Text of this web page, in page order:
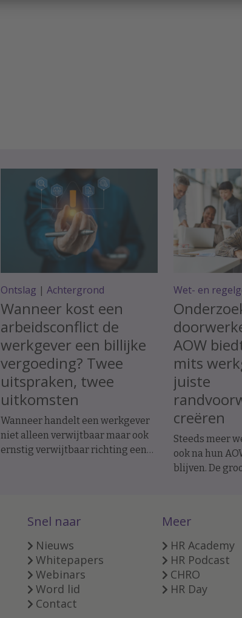
Ontslag | Achtergrond
Wanneer kost een
arbeidsconflict de
werkgever een billijke
vergoeding? Twee
uitspraken, twee
uitkomsten
Wanneer handelt een werkgever
niet alleen verwijtbaar maar ook
ernstig verwijtbaar richting een
het ene geval moest de werkgever
betalen, in het andere geval
hoefde dat niet.
Wet- en
AOW
mits
juiste
creëren
Steeds meer
ook na hun
blijven. De
Snel naar
Nieuws
Whitepapers
Webinars
Word lid
Contact
Meer
HR Academy
HR Podcast
CHRO
HR Day